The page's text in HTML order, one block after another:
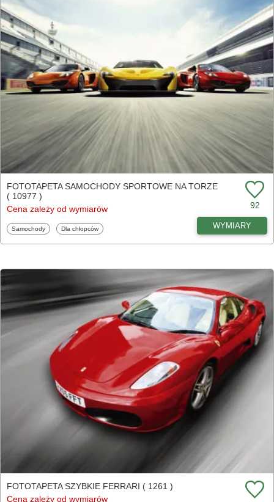
FOTOTAPETA SAMOCHODY SPORTOWE NA TORZE
( 10977 )
Cena zależy od wymiarów
92
Fototapety
Samochody Fototapety
Dla chłopców WYMIARY
FOTOTAPETA SZYBKIE FERRARI ( 1261 )
Cena zależy od wymiarów